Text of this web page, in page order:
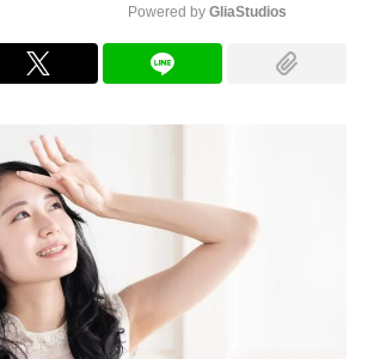
Powered by GliaStudios